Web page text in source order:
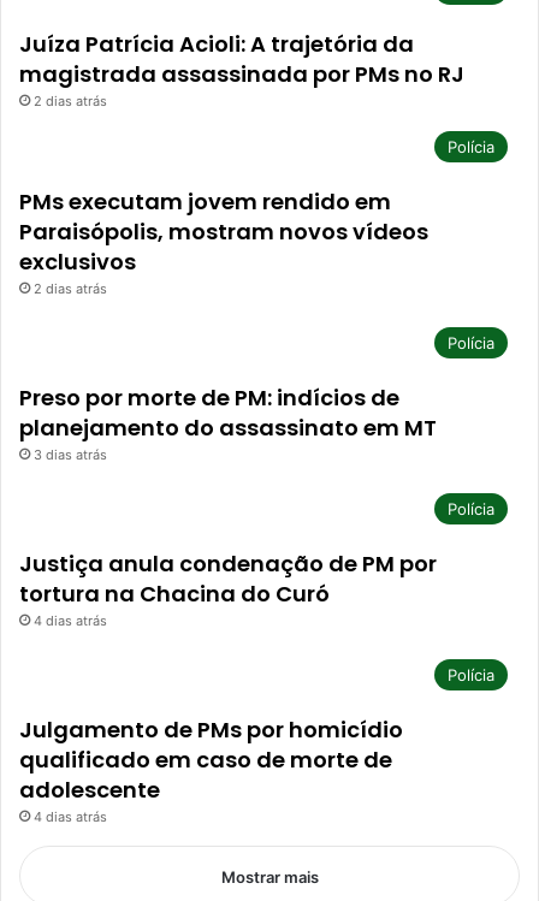
Juíza Patrícia Acioli: A trajetória da
magistrada assassinada por PMs no RJ
2 dias atrás
Polícia
PMs executam jovem rendido em
Paraisópolis, mostram novos vídeos
exclusivos
2 dias atrás
Polícia
Preso por morte de PM: indícios de
planejamento do assassinato em MT
3 dias atrás
Polícia
Justiça anula condenação de PM por
tortura na Chacina do Curó
4 dias atrás
Polícia
Julgamento de PMs por homicídio
qualificado em caso de morte de
adolescente
4 dias atrás
Mostrar mais